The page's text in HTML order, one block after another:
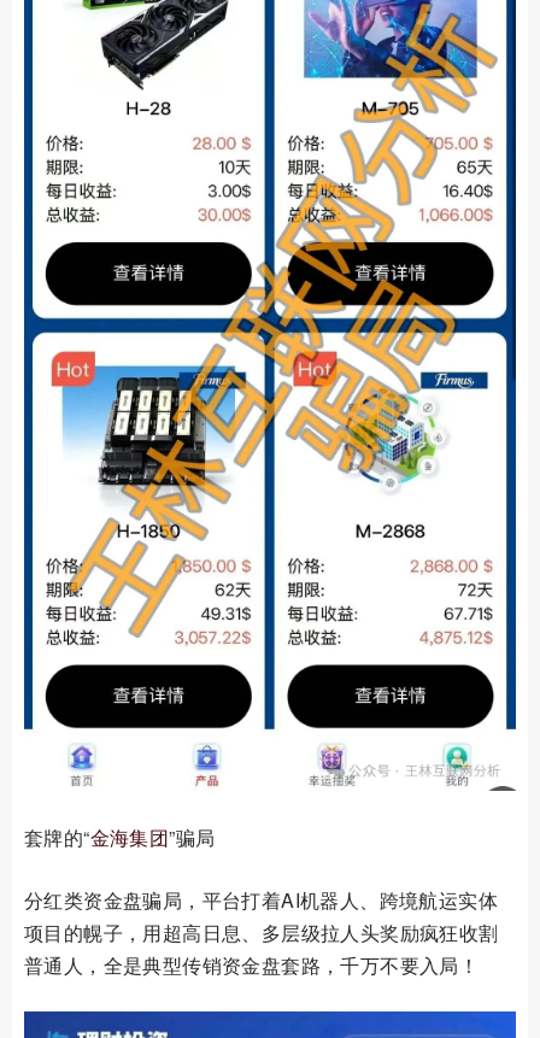
套牌的“金海集团”骗局
分红类资金盘骗局，平台打着AI机器人、跨境航运实体
项目的幌子，用超高日息、多层级拉人头奖励疯狂收割
普通人，全是典型传销资金盘套路，千万不要入局！